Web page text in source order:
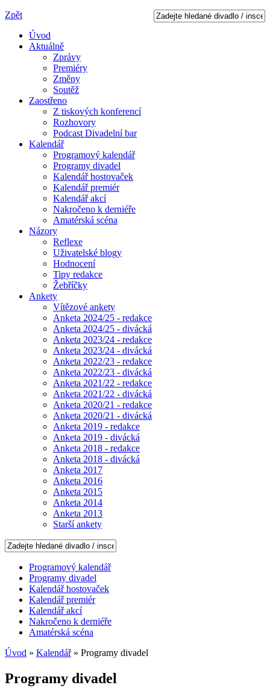
Zpět
Úvod
Aktuálně
Zprávy
Premiéry
Změny
Soutěž
Zaostřeno
Z tiskových konferencí
Rozhovory
Podcast Divadelní bar
Kalendář
Programový kalendář
Programy divadel
Kalendář hostovaček
Kalendář premiér
Kalendář akcí
Nakročeno k derniéře
Amatérská scéna
Názory
Reflexe
Uživatelské blogy
Hodnocení
Tipy redakce
Žebříčky
Ankety
Vítězové ankety
Anketa 2024/25 - redakce
Anketa 2024/25 - divácká
Anketa 2023/24 - redakce
Anketa 2023/24 - divácká
Anketa 2022/23 - redakce
Anketa 2022/23 - divácká
Anketa 2021/22 - redakce
Anketa 2021/22 - divácká
Anketa 2020/21 - redakce
Anketa 2020/21 - divácká
Anketa 2019 - redakce
Anketa 2019 - divácká
Anketa 2018 - redakce
Anketa 2018 - divácká
Anketa 2017
Anketa 2016
Anketa 2015
Anketa 2014
Anketa 2013
Starší ankety
Programový kalendář
Programy divadel
Kalendář hostovaček
Kalendář premiér
Kalendář akcí
Nakročeno k derniéře
Amatérská scéna
Úvod » Kalendář» Programy divadel
Programy divadel